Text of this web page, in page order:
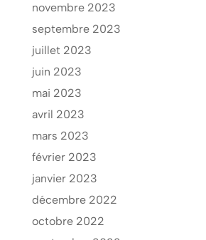
novembre 2023
septembre 2023
juillet 2023
juin 2023
mai 2023
avril 2023
mars 2023
février 2023
janvier 2023
décembre 2022
octobre 2022